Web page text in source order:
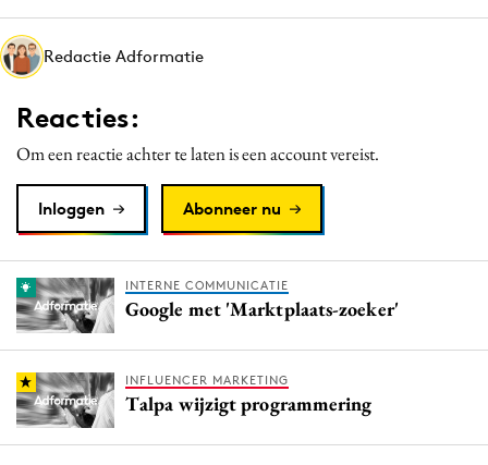
Redactie Adformatie
Reacties:
Om een reactie achter te laten is een account vereist.
Inloggen Abonneer nu
INTERNE COMMUNICATIE
Google met 'Marktplaats-zoeker'
INFLUENCER MARKETING
Talpa wijzigt programmering